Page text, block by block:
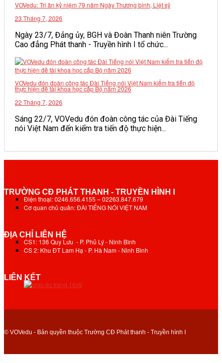
VOVedu: Tri ân kỷ niệm 79 năm Ngày Thương binh, Liệt sỹ
23 Tháng 7, 2026
Ngày 23/7, Đảng ủy, BGH và Đoàn Thanh niên Trường
Cao đẳng Phát thanh - Truyền hình I tổ chức...
VOVedu đón đoàn công tác Đài Tiếng nói Việt Nam kiểm tra tiến độ
thực hiện đề tài khoa học cấp Bộ năm 2026
22 Tháng 7, 2026
Sáng 22/7, VOVedu đón đoàn công tác của Đài Tiếng
nói Việt Nam đến kiểm tra tiến độ thực hiện...
TRƯỜNG CĐ PHÁT THANH - TRUYỀN HÌNH I
Điện thoại: 0246.656.4155 – 02263.847.679
Cơ quan chủ quản: ĐÀI TIẾNG NÓI VIỆT NAM
ĐỊA CHỈ LIÊN HỆ
CS1: 136 Quy Lưu - P. Phủ Lý - Ninh Bình
CS 2: Khu ĐT Lam Hạ - P. Hà Nam - Ninh Bình
LIÊN KẾT
© VOVedu - Bản quyền thuộc Trường CĐ Phát thanh - Truyền hình I